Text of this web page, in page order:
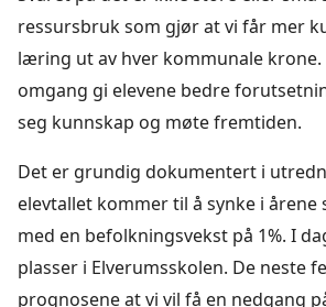
ressursbruk som gjør at vi får mer
læring ut av hver kommunale krone.
omgang gi elevene bedre
seg kunnskap og møte fremtiden.
Det er grundig dokumentert i
elevtallet kommer til å synke i årene
med en befolkningsvekst på 1%. I
plasser i Elverumsskolen. De neste
prognosene at vi vil få en nedgang